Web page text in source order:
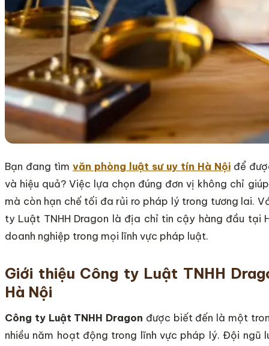
Bạn đang tìm văn phòng luật sư uy tín Hà Nội để
và hiệu quả? Việc lựa chọn đúng đơn vị không chỉ
mà còn hạn chế tối đa rủi ro pháp lý trong tương lai.
ty Luật TNHH Dragon là địa chỉ tin cậy hàng đầu tại
doanh nghiệp trong mọi lĩnh vực pháp luật.
Giới thiệu Công ty Luật TNHH
Hà Nội
Công ty Luật TNHH Dragon được biết đến là một
nhiều năm hoạt động trong lĩnh vực pháp lý. Đội ngũ